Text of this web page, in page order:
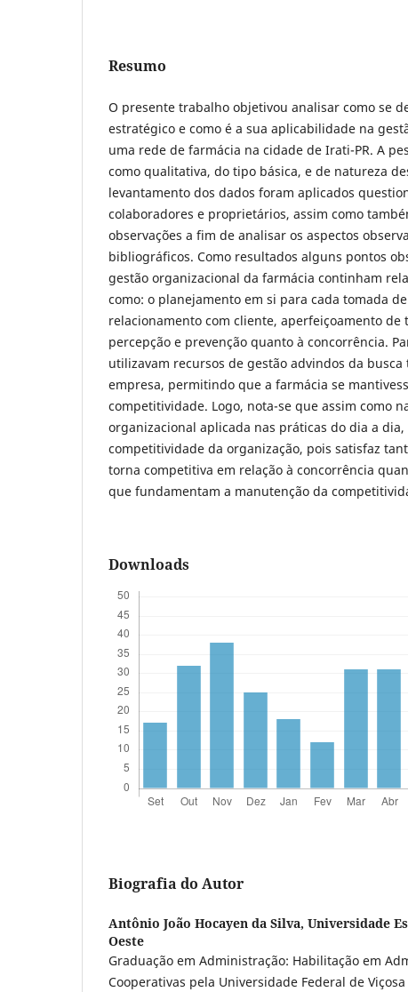
Resumo
O presente trabalho objetivou analisar como se
estratégico e como é a sua aplicabilidade na
uma rede de farmácia na cidade de Irati-PR. A
como qualitativa, do tipo básica, e de natureza
levantamento dos dados foram aplicados
colaboradores e proprietários, assim como
observações a fim de analisar os aspectos
bibliográficos. Como resultados alguns pontos
gestão organizacional da farmácia continham
como: o planejamento em si para cada tomada
relacionamento com cliente, aperfeiçoamento de
percepção e prevenção quanto à concorrência.
utilizavam recursos de gestão advindos da
empresa, permitindo que a farmácia se
competitividade. Logo, nota-se que assim como
organizacional aplicada nas práticas do dia a
competitividade da organização, pois satisfaz
torna competitiva em relação à concorrência
que fundamentam a manutenção da
Downloads
Biografia do Autor
Antônio João Hocayen da Silva, Universidade
Oeste
Graduação em Administração: Habilitação em
Cooperativas pela Universidade Federal de Viçosa